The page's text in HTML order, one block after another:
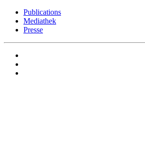
Publications
Mediathek
Presse